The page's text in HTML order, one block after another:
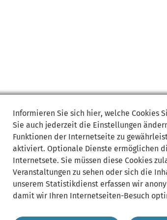
Informieren Sie sich hier, welche Cookies
Sie auch jederzeit die Einstellungen
Funktionen der Internetseite zu
aktiviert. Optionale Dienste ermöglichen
Internetsete. Sie müssen diese Cookies
Veranstaltungen zu sehen oder sich die
unserem Statistikdienst erfassen wir
damit wir Ihren Internetseiten-Besuch